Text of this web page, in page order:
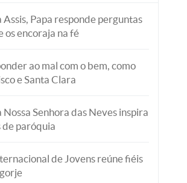
Assis, Papa responde perguntas
os encoraja na fé
ao mal com o bem, como
e Santa Clara
Nossa Senhora das Neves inspira
de paróquia
de Jovens reúne fiéis